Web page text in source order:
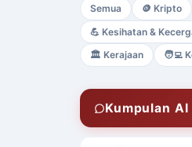
Semua 🪙 Kripto
💪 Kesihatan &
🏛️ Kerajaan 🧑‍💻
Kumpulan